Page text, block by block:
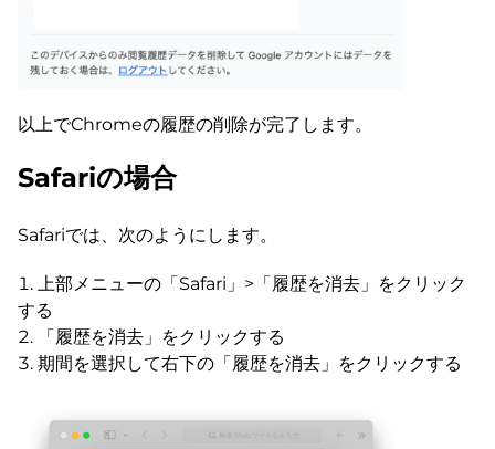
以上でChromeの履歴の削除が完了します。
Safariの場合
Safariでは、次のようにします。
上部メニューの「Safari」>「履歴を消去」をクリック
する
「履歴を消去」をクリックする
期間を選択して右下の「履歴を消去」をクリックする